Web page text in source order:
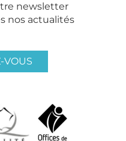
newsletter
nos actualités
VOUS